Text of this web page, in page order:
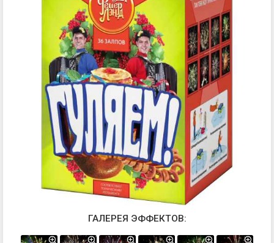
ГАЛЕРЕЯ ЭФФЕКТОВ: